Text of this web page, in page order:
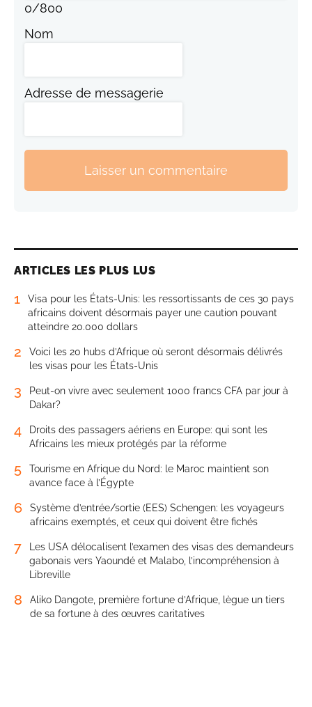
0/800
Nom
Adresse de messagerie
Laisser un commentaire
ARTICLES LES PLUS LUS
1
Visa pour les États-Unis: les ressortissants de ces 30 pays
africains doivent désormais payer une caution pouvant
atteindre 20.000 dollars
2
Voici les 20 hubs d’Afrique où seront désormais délivrés
les visas pour les États-Unis
3
Peut-on vivre avec seulement 1000 francs CFA par jour à
Dakar?
4
Droits des passagers aériens en Europe: qui sont les
Africains les mieux protégés par la réforme
5
Tourisme en Afrique du Nord: le Maroc maintient son
avance face à l’Égypte
6
Système d’entrée/sortie (EES) Schengen: les voyageurs
africains exemptés, et ceux qui doivent être fichés
7
Les USA délocalisent l’examen des visas des demandeurs
gabonais vers Yaoundé et Malabo, l’incompréhension à
Libreville
8
Aliko Dangote, première fortune d’Afrique, lègue un tiers
de sa fortune à des œuvres caritatives